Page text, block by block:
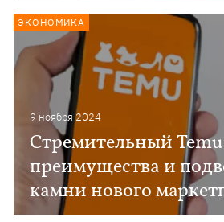
9 ноября 2024
Стремительный
преимущества и
камни нового
ЭКОНОМИКА